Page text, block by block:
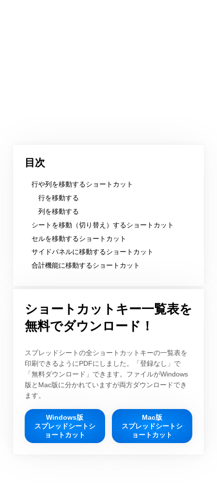
目次
行や列を移動するショートカット
行を移動する
列を移動する
シートを移動（切り替え）するショートカット
セルを移動するショートカット
サイドパネルに移動するショートカット
合計機能に移動するショートカット
ショートカットキー一覧表を
無料でダウンロード！
スプレッドシートの全ショートカットキーの一覧表を
印刷できるようにPDFにしました。「登録なし」で
「無料ダウンロード」できます。ファイルがWindows
版とMac版に分かれていますが両方ダウンロードでき
ます。
Windows版
スプレッドシートシ
ョートカット
Mac版
スプレッドシートシ
ョートカット